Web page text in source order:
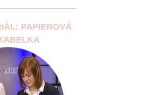
PAPIEROVÁ